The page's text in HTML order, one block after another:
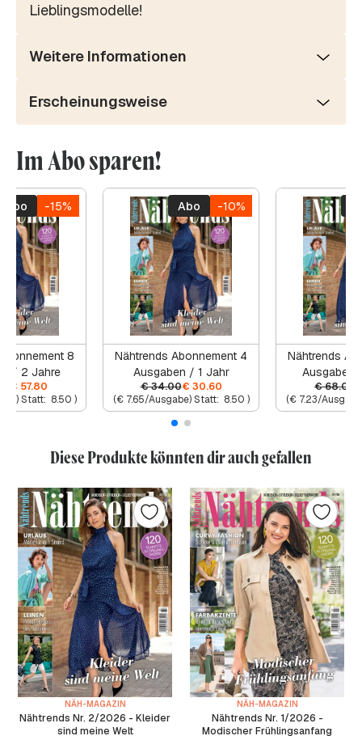
Lieblingsmodelle!
Weitere Informationen
Erscheinungsweise
Im Abo sparen!
Abo -15%
8
/ 2 Jahre
€ 57.80
Statt: 8.50 )
Abo -10%
Nähtrends Abonnement 4
Ausgaben / 1 Jahr
€34.00€ 30.60
(€7.65/Ausgabe) Statt: 8.50 )
Nähtrends
Ausgaben
€68.00
(€7.23/
Diese Produkte könnten dir auch gefallen
NÄH-MAGAZIN
Nähtrends Nr. 2/2026 - Kleider
sind meine Welt
NÄH-MAGAZIN
Nähtrends Nr. 1/2026 -
Modischer Frühlingsanfang